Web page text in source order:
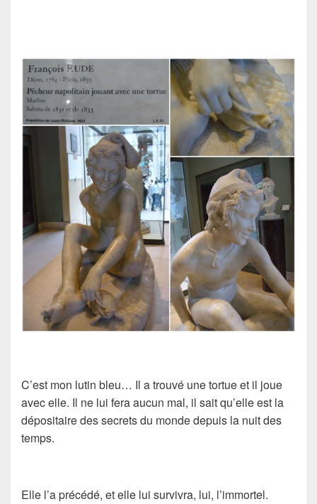
C’est mon lutin bleu… Il a trouvé une tortue et il joue
avec elle. Il ne lui fera aucun mal, il sait qu’elle est la
dépositaire des secrets du monde depuis la nuit des
temps.
Elle l’a précédé, et elle lui survivra, lui, l’immortel.